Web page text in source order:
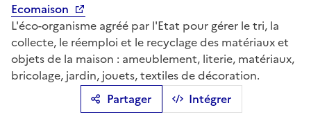
Partager Intégrer
Ecomaison
L'éco-organisme agréé par l'Etat pour gérer le tri, la
collecte, le réemploi et le recyclage des matériaux et
objets de la maison : ameublement, literie, matériaux,
bricolage, jardin, jouets, textiles de décoration.